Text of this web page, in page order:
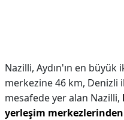
Nazilli, Aydın'ın en büyük
merkezine 46 km, Denizli
mesafede yer alan Nazilli,
yerleşim